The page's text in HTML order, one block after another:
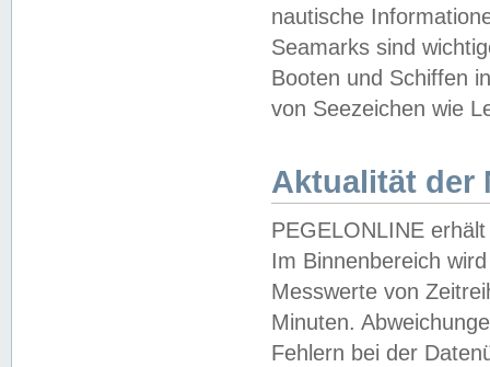
nautische
Seamarks sind
Booten und Schiffen
von Seezeichen wie
Aktualität der
PEGELONLINE
Im Binnenbereich
Messwerte von
Minuten.
Fehlern bei der